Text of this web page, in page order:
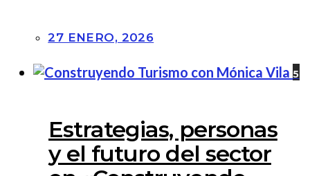
27 ENERO, 2026
5
Estrategias, personas
y el futuro del sector